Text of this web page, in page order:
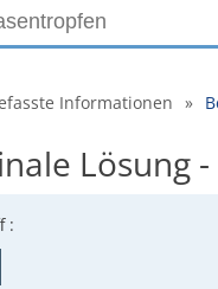
Informationen »
Lösung
: